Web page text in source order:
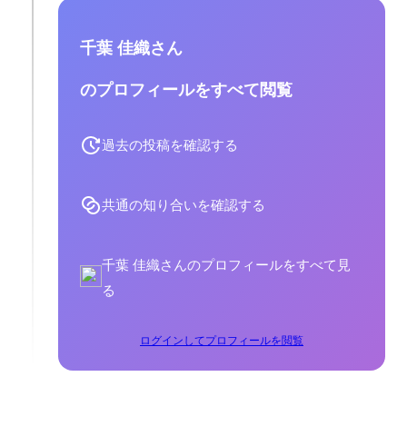
千葉 佳織さん
のプロフィールをすべて閲覧
過去の投稿を確認する
共通の知り合いを確認する
千葉 佳織さんのプロフィールをすべて見
る
ログインしてプロフィールを閲覧